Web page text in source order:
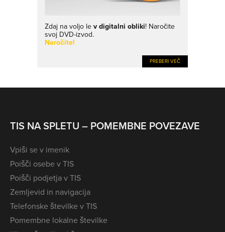
Zdaj na voljo lev digitalni obliki! Naročite
svoj DVD-izvod.
Naročite!
PREBERI VEČ
TIS NA SPLETU – POMEMBNE POVEZAVE
Vpiši se v imenik
Poišči osebe v TIS
Poišči podjetja v TIS
Zemljevid in navigacija
Telefonske številke v TIS
Pomembne lokalne številke